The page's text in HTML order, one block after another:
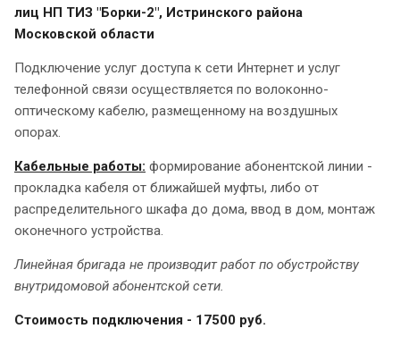
лиц НП ТИЗ "Борки-2", Истринского района
Московской области
Подключение услуг доступа к сети Интернет и услуг
телефонной связи осуществляется по волоконно-
оптическому кабелю, размещенному на воздушных
опорах.
Кабельные работы: формирование абонентской линии -
прокладка кабеля от ближайшей муфты, либо от
распределительного шкафа до дома, ввод в дом, монтаж
оконечного устройства.
Линейная бригада не производит работ по обустройству
внутридомовой абонентской сети.
Стоимость подключения - 17500 руб.